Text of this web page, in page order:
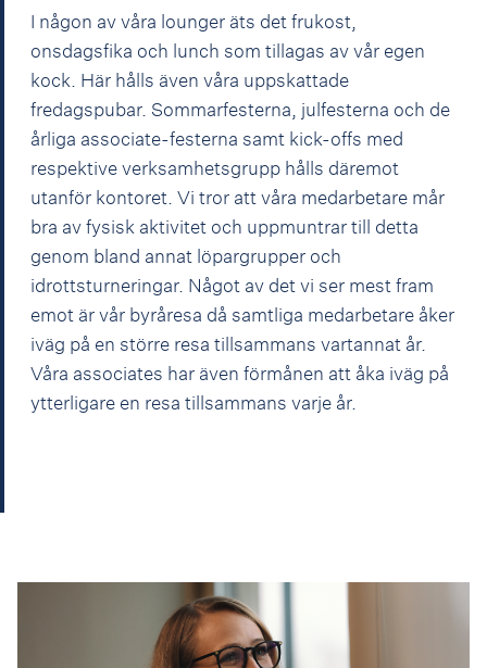
I någon av våra lounger äts det frukost,
onsdagsfika och lunch som tillagas av vår egen
kock. Här hålls även våra uppskattade
fredagspubar. Sommarfesterna, julfesterna och de
årliga associate-festerna samt kick-offs med
respektive verksamhetsgrupp hålls däremot
utanför kontoret. Vi tror att våra medarbetare mår
bra av fysisk aktivitet och uppmuntrar till detta
genom bland annat löpargrupper och
idrottsturneringar. Något av det vi ser mest fram
emot är vår byråresa då samtliga medarbetare åker
iväg på en större resa tillsammans vartannat år.
Våra associates har även förmånen att åka iväg på
ytterligare en resa tillsammans varje år.